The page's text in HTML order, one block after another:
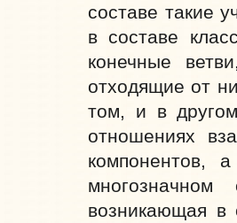
составе такие
в составе
конечные
отходящие от
том, и в
отношениях
компонентов,
возникающая в